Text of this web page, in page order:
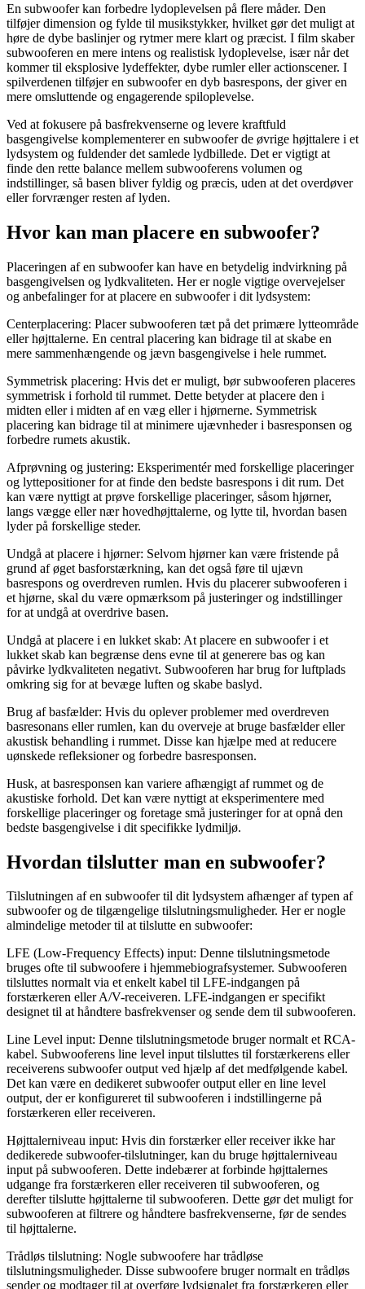
En subwoofer kan forbedre lydoplevelsen på flere måder. Den
tilføjer dimension og fylde til musikstykker, hvilket gør det muligt at
høre de dybe baslinjer og rytmer mere klart og præcist. I film skaber
subwooferen en mere intens og realistisk lydoplevelse, især når det
kommer til eksplosive lydeffekter, dybe rumler eller actionscener. I
spilverdenen tilføjer en subwoofer en dyb basrespons, der giver en
mere omsluttende og engagerende spiloplevelse.
Ved at fokusere på basfrekvenserne og levere kraftfuld
basgengivelse komplementerer en subwoofer de øvrige højttalere i et
lydsystem og fuldender det samlede lydbillede. Det er vigtigt at
finde den rette balance mellem subwooferens volumen og
indstillinger, så basen bliver fyldig og præcis, uden at det overdøver
eller forvrænger resten af lyden.
Hvor kan man placere en subwoofer?
Placeringen af en subwoofer kan have en betydelig indvirkning på
basgengivelsen og lydkvaliteten. Her er nogle vigtige overvejelser
og anbefalinger for at placere en subwoofer i dit lydsystem:
Centerplacering: Placer subwooferen tæt på det primære lytteområde
eller højttalerne. En central placering kan bidrage til at skabe en
mere sammenhængende og jævn basgengivelse i hele rummet.
Symmetrisk placering: Hvis det er muligt, bør subwooferen placeres
symmetrisk i forhold til rummet. Dette betyder at placere den i
midten eller i midten af en væg eller i hjørnerne. Symmetrisk
placering kan bidrage til at minimere ujævnheder i basresponsen og
forbedre rumets akustik.
Afprøvning og justering: Eksperimentér med forskellige placeringer
og lyttepositioner for at finde den bedste basrespons i dit rum. Det
kan være nyttigt at prøve forskellige placeringer, såsom hjørner,
langs vægge eller nær hovedhøjttalerne, og lytte til, hvordan basen
lyder på forskellige steder.
Undgå at placere i hjørner: Selvom hjørner kan være fristende på
grund af øget basforstærkning, kan det også føre til ujævn
basrespons og overdreven rumlen. Hvis du placerer subwooferen i
et hjørne, skal du være opmærksom på justeringer og indstillinger
for at undgå at overdrive basen.
Undgå at placere i en lukket skab: At placere en subwoofer i et
lukket skab kan begrænse dens evne til at generere bas og kan
påvirke lydkvaliteten negativt. Subwooferen har brug for luftplads
omkring sig for at bevæge luften og skabe baslyd.
Brug af basfælder: Hvis du oplever problemer med overdreven
basresonans eller rumlen, kan du overveje at bruge basfælder eller
akustisk behandling i rummet. Disse kan hjælpe med at reducere
uønskede refleksioner og forbedre basresponsen.
Husk, at basresponsen kan variere afhængigt af rummet og de
akustiske forhold. Det kan være nyttigt at eksperimentere med
forskellige placeringer og foretage små justeringer for at opnå den
bedste basgengivelse i dit specifikke lydmiljø.
Hvordan tilslutter man en subwoofer?
Tilslutningen af en subwoofer til dit lydsystem afhænger af typen af
subwoofer og de tilgængelige tilslutningsmuligheder. Her er nogle
almindelige metoder til at tilslutte en subwoofer:
LFE (Low-Frequency Effects) input: Denne tilslutningsmetode
bruges ofte til subwoofere i hjemmebiografsystemer. Subwooferen
tilsluttes normalt via et enkelt kabel til LFE-indgangen på
forstærkeren eller A/V-receiveren. LFE-indgangen er specifikt
designet til at håndtere basfrekvenser og sende dem til subwooferen.
Line Level input: Denne tilslutningsmetode bruger normalt et RCA-
kabel. Subwooferens line level input tilsluttes til forstærkerens eller
receiverens subwoofer output ved hjælp af det medfølgende kabel.
Det kan være en dedikeret subwoofer output eller en line level
output, der er konfigureret til subwooferen i indstillingerne på
forstærkeren eller receiveren.
Højttalerniveau input: Hvis din forstærker eller receiver ikke har
dedikerede subwoofer-tilslutninger, kan du bruge højttalerniveau
input på subwooferen. Dette indebærer at forbinde højttalernes
udgange fra forstærkeren eller receiveren til subwooferen, og
derefter tilslutte højttalerne til subwooferen. Dette gør det muligt for
subwooferen at filtrere og håndtere basfrekvenserne, før de sendes
til højttalerne.
Trådløs tilslutning: Nogle subwoofere har trådløse
tilslutningsmuligheder. Disse subwoofere bruger normalt en trådløs
sender og modtager til at overføre lydsignalet fra forstærkeren eller